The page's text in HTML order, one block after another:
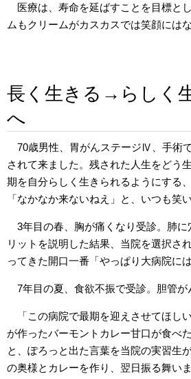
医療は、寿命を延ばすことを目標と
ムもクリームがカスカスでは笑顔には
長く生きる→らしく
へ
70歳男性、胃がんステージⅣ、手術
されて来ました。残された人生をどう
期を自分らしく生きられるようにする
「なかなか来ないねえ」と、いつも笑
3年目の春、胸が痛くなり受診。肺
リットを説明した結果、当院を選択さ
ってきた開口一番「やっぱり大病院に
7年目の夏、食欲不振で受診。胆管が
「この病院で最期を迎えさせてほ
が作ったバーモントカレー甘口が食べ
と、ぽろっと出た言葉を当院の実習生
の奥様とカレーを作り、翌日振る舞いま